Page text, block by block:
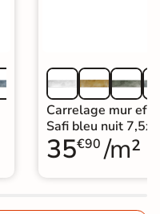
Carrelage mur
Safi bleu nuit
35€90 /m²